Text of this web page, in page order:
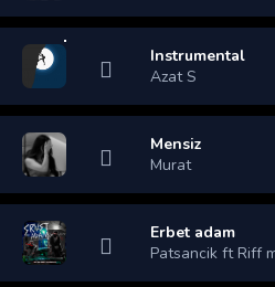
Instrumental
Azat S
Mensiz
Murat
Erbet adam
Patsancik ft Riff